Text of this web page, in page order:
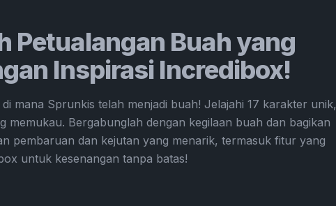
Petualangan Buah yang
Inspirasi Incredibox!
mana Sprunkis telah menjadi buah! Jelajahi 17 karakter unik,
Bergabunglah dengan kegilaan buah dan bagikan
pembaruan dan kejutan yang menarik, termasuk fitur yang
untuk kesenangan tanpa batas!